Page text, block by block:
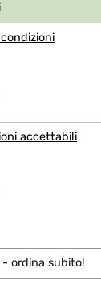
accettabili
ordina subito!